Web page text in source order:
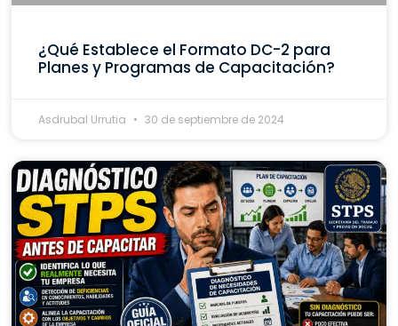
¿Qué Establece el Formato DC-2 para
Planes y Programas de Capacitación?
Asdrubal Urrutia 30 de septiembre de 2024